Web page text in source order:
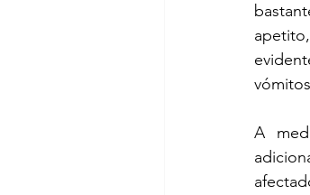
A